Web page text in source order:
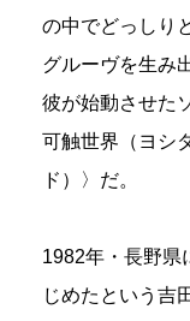
の中でどっしり
グルーヴを生み
彼が始動させた
可触世界（ヨシ
ド）〉だ。
1982年・長野県
じめたという吉